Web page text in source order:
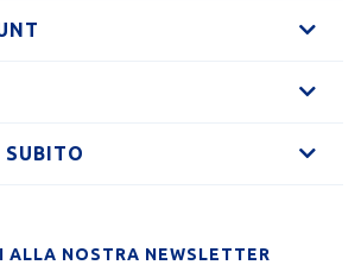
ALLA NOSTRA NEWSLETTER